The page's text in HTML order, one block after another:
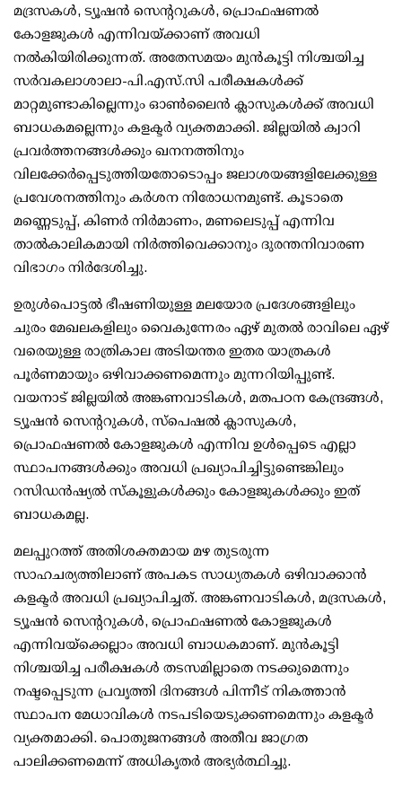
മദ്രസകള്‍, ട്യൂഷന്‍ സെന്ററുകള്‍, പ്രൊഫഷണല്‍
കോളജുകള്‍ എന്നിവയ്ക്കാണ് അവധി
നല്‍കിയിരിക്കുന്നത്. അതേസമയം മുന്‍കൂട്ടി നിശ്ചയിച്ച
സര്‍വകലാശാലാ-പി.എസ്.സി പരീക്ഷകള്‍ക്ക്
മാറ്റമുണ്ടാകില്ലെന്നും ഓണ്‍ലൈന്‍ ക്ലാസുകള്‍ക്ക് അവധി
ബാധകമല്ലെന്നും കളക്ടര്‍ വ്യക്തമാക്കി. ജില്ലയില്‍ ക്വാറി
പ്രവര്‍ത്തനങ്ങള്‍ക്കും ഖനനത്തിനും
വിലക്കേര്‍പ്പെടുത്തിയതോടൊപ്പം ജലാശയങ്ങളിലേക്കുള്ള
പ്രവേശനത്തിനും കര്‍ശന നിരോധനമുണ്ട്. കൂടാതെ
മണ്ണെടുപ്പ്, കിണര്‍ നിര്‍മാണം, മണലെടുപ്പ് എന്നിവ
താല്‍കാലികമായി നിര്‍ത്തിവെക്കാനും ദുരന്തനിവാരണ
വിഭാഗം നിര്‍ദേശിച്ചു.
ഉരുള്‍പൊട്ടല്‍ ഭീഷണിയുള്ള മലയോര പ്രദേശങ്ങളിലും
ചുരം മേഖലകളിലും വൈകുന്നേരം ഏഴ് മുതല്‍ രാവിലെ ഏഴ്
വരെയുള്ള രാത്രികാല അടിയന്തര ഇതര യാത്രകള്‍
പൂര്‍ണമായും ഒഴിവാക്കണമെന്നും മുന്നറിയിപ്പുണ്ട്.
വയനാട് ജില്ലയില്‍ അങ്കണവാടികള്‍, മതപഠന കേന്ദ്രങ്ങള്‍,
ട്യൂഷന്‍ സെന്ററുകള്‍, സ്‌പെഷല്‍ ക്ലാസുകള്‍,
പ്രൊഫഷണല്‍ കോളജുകള്‍ എന്നിവ ഉള്‍പ്പെടെ എല്ലാ
സ്ഥാപനങ്ങള്‍ക്കും അവധി പ്രഖ്യാപിച്ചിട്ടുണ്ടെങ്കിലും
റസിഡന്‍ഷ്യല്‍ സ്‌കൂളുകള്‍ക്കും കോളജുകള്‍ക്കും ഇത്
ബാധകമല്ല.
മലപ്പുറത്ത് അതിശക്തമായ മഴ തുടരുന്ന
സാഹചര്യത്തിലാണ് അപകട സാധ്യതകള്‍ ഒഴിവാക്കാന്‍
കളക്ടര്‍ അവധി പ്രഖ്യാപിച്ചത്. അങ്കണവാടികള്‍, മദ്രസകള്‍,
ട്യൂഷന്‍ സെന്ററുകള്‍, പ്രൊഫഷണല്‍ കോളജുകള്‍
എന്നിവയ്‌ക്കെല്ലാം അവധി ബാധകമാണ്. മുന്‍കൂട്ടി
നിശ്ചയിച്ച പരീക്ഷകള്‍ തടസമില്ലാതെ നടക്കുമെന്നും
നഷ്ടപ്പെടുന്ന പ്രവൃത്തി ദിനങ്ങള്‍ പിന്നീട് നികത്താന്‍
സ്ഥാപന മേധാവികള്‍ നടപടിയെടുക്കണമെന്നും കളക്ടര്‍
വ്യക്തമാക്കി. പൊതുജനങ്ങള്‍ അതീവ ജാഗ്രത
പാലിക്കണമെന്ന് അധികൃതര്‍ അഭ്യര്‍ത്ഥിച്ചു.